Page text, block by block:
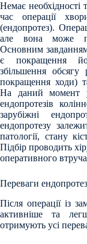
Немає необхідності
час операції
(ендопротез).
але вона може
Основним завданням
є покращення
збільшення обсягу
покращення ходи)
На даний момент у
ендопротезів
зарубіжні
ендопротезу
патології, стану
Підбір проводить
оперативного
Переваги
Після операції із
активніше та
отримують усі